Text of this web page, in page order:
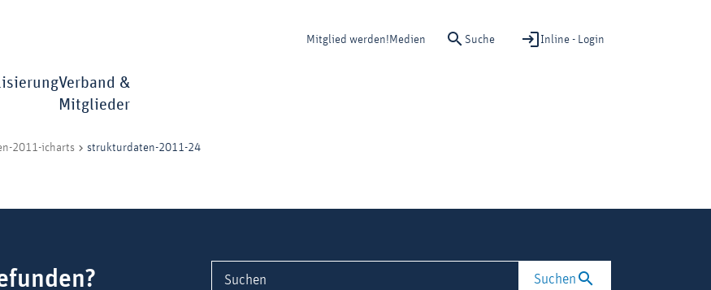
Mitglied werden! Medien Suche Inline - Login
Verband &
Mitglieder
2011-icharts strukturdaten-2011-24
Suchen Suchen